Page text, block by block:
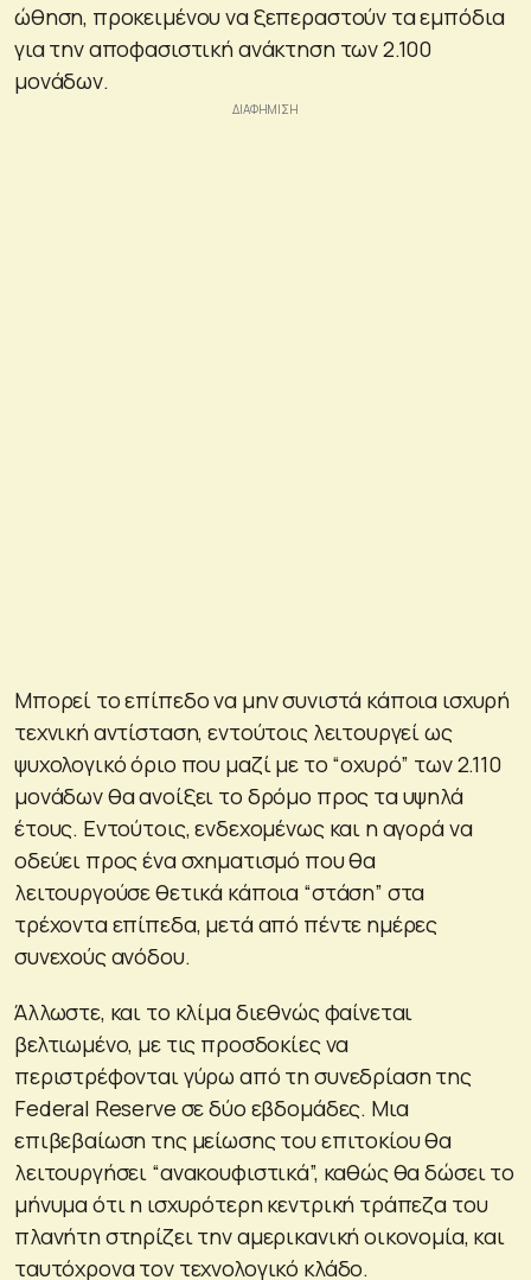
ώθηση, προκειμένου να ξεπεραστούν τα εμπόδια
για την αποφασιστική ανάκτηση των 2.100
μονάδων.
Μπορεί το επίπεδο να μην συνιστά κάποια ισχυρή
τεχνική αντίσταση, εντούτοις λειτουργεί ως
ψυχολογικό όριο που μαζί με το “οχυρό” των 2.110
μονάδων θα ανοίξει το δρόμο προς τα υψηλά
έτους. Εντούτοις, ενδεχομένως και η αγορά να
οδεύει προς ένα σχηματισμό που θα
λειτουργούσε θετικά κάποια “στάση” στα
τρέχοντα επίπεδα, μετά από πέντε ημέρες
συνεχούς ανόδου.
Άλλωστε, και το κλίμα διεθνώς φαίνεται
βελτιωμένο, με τις προσδοκίες να
περιστρέφονται γύρω από τη συνεδρίαση της
Federal Reserve σε δύο εβδομάδες. Μια
επιβεβαίωση της μείωσης του επιτοκίου θα
λειτουργήσει “ανακουφιστικά”, καθώς θα δώσει το
μήνυμα ότι η ισχυρότερη κεντρική τράπεζα του
πλανήτη στηρίζει την αμερικανική οικονομία, και
ταυτόχρονα τον τεχνολογικό κλάδο.